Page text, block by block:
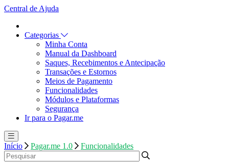
Central de Ajuda
Categorias
Minha Conta
Manual da Dashboard
Saques, Recebimentos e Antecipação
Transações e Estornos
Meios de Pagamento
Funcionalidades
Módulos e Plataformas
Segurança
Ir para o Pagar.me
Início Pagar.me 1.0 Funcionalidades